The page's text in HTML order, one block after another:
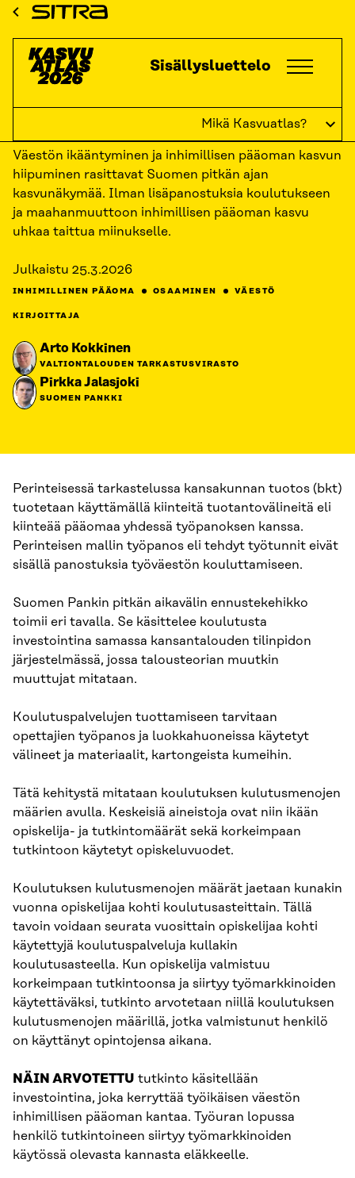
Siirry
sisältöön
Sitra
Kasvuatlas
Mikä Kasvuatlas?
Sisällysluettelo
ETUSIVU KASVUATLAS
Kasvata kykyjä ja taitoja
Väestön ikääntyminen ja inhimillisen pääoman kasvun
hiipuminen rasittavat Suomen pitkän ajan
kasvunäkymää. Ilman lisäpanostuksia koulutukseen
ja maahanmuuttoon inhimillisen pääoman kasvu
uhkaa taittua miinukselle.
Julkaistu 25.3.2026
INHIMILLINEN PÄÄOMA OSAAMINEN VÄESTÖ
KIRJOITTAJA
Arto Kokkinen
VALTIONTALOUDEN TARKASTUSVIRASTO
Pirkka Jalasjoki
SUOMEN PANKKI
Perinteisessä tarkastelussa kansakunnan tuotos (bkt)
tuotetaan käyttämällä kiinteitä tuotantovälineitä eli
kiinteää pääomaa yhdessä työpanoksen kanssa.
Perinteisen mallin työpanos eli tehdyt työtunnit eivät
sisällä panostuksia työväestön kouluttamiseen.
Suomen Pankin pitkän aikavälin ennustekehikko
toimii eri tavalla. Se käsittelee koulutusta
investointina samassa kansantalouden tilinpidon
järjestelmässä, jossa talousteorian muutkin
muuttujat mitataan.
Koulutuspalvelujen tuottamiseen tarvitaan
opettajien työpanos ja luokkahuoneissa käytetyt
välineet ja materiaalit, kartongeista kumeihin.
Tätä kehitystä mitataan koulutuksen kulutusmenojen
määrien avulla. Keskeisiä aineistoja ovat niin ikään
opiskelija- ja tutkintomäärät sekä korkeimpaan
tutkintoon käytetyt opiskeluvuodet.
Koulutuksen kulutusmenojen määrät jaetaan kunakin
vuonna opiskelijaa kohti koulutusasteittain. Tällä
tavoin voidaan seurata vuosittain opiskelijaa kohti
käytettyjä koulutuspalveluja kullakin
koulutusasteella. Kun opiskelija valmistuu
korkeimpaan tutkintoonsa ja siirtyy työmarkkinoiden
käytettäväksi, tutkinto arvotetaan niillä koulutuksen
kulutusmenojen määrillä, jotka valmistunut henkilö
on käyttänyt opintojensa aikana.
NÄIN ARVOTETTU tutkinto käsitellään
investointina, joka kerryttää työikäisen väestön
inhimillisen pääoman kantaa. Työuran lopussa
henkilö tutkintoineen siirtyy työmarkkinoiden
käytössä olevasta kannasta eläkkeelle.